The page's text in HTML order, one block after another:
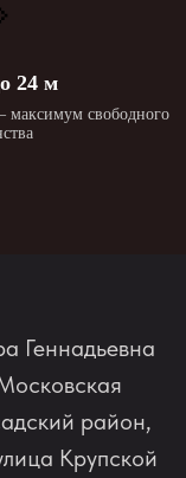
24 м
свободного
Геннадьевна
район,
Крупской